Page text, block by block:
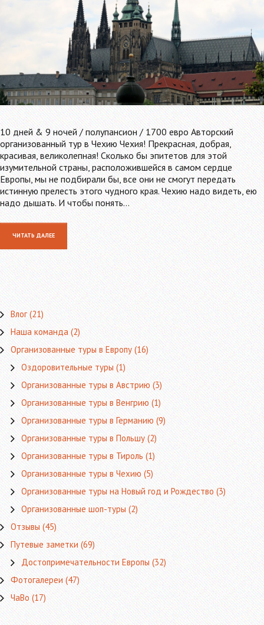
10 дней & 9 ночей / полупансион / 1700 евро Авторский
организованный тур в Чехию Чехия! Прекрасная, добрая,
красивая, великолепная! Сколько бы эпитетов для этой
изумительной страны, расположившейся в самом сердце
Европы, мы не подбирали бы, все они не смогут передать
истинную прелесть этого чудного края. Чехию надо видеть, ею
надо дышать. И чтобы понять…
ЧИТАТЬ ДАЛЕЕ
Влог(21)
Наша команда(2)
Организованные туры в Европу(16)
Оздоровительные туры(1)
Организованные туры в Австрию(3)
Организованные туры в Венгрию (1)
Организованные туры в Германию(9)
Организованные туры в Польшу(2)
Организованные туры в Тироль(1)
Организованные туры в Чехию(5)
Организованные туры на Новый год и Рождество(3)
Организованные шоп-туры(2)
Отзывы(45)
Путевые заметки(69)
Достопримечательности Европы(32)
Фотогалереи(47)
ЧаВо(17)